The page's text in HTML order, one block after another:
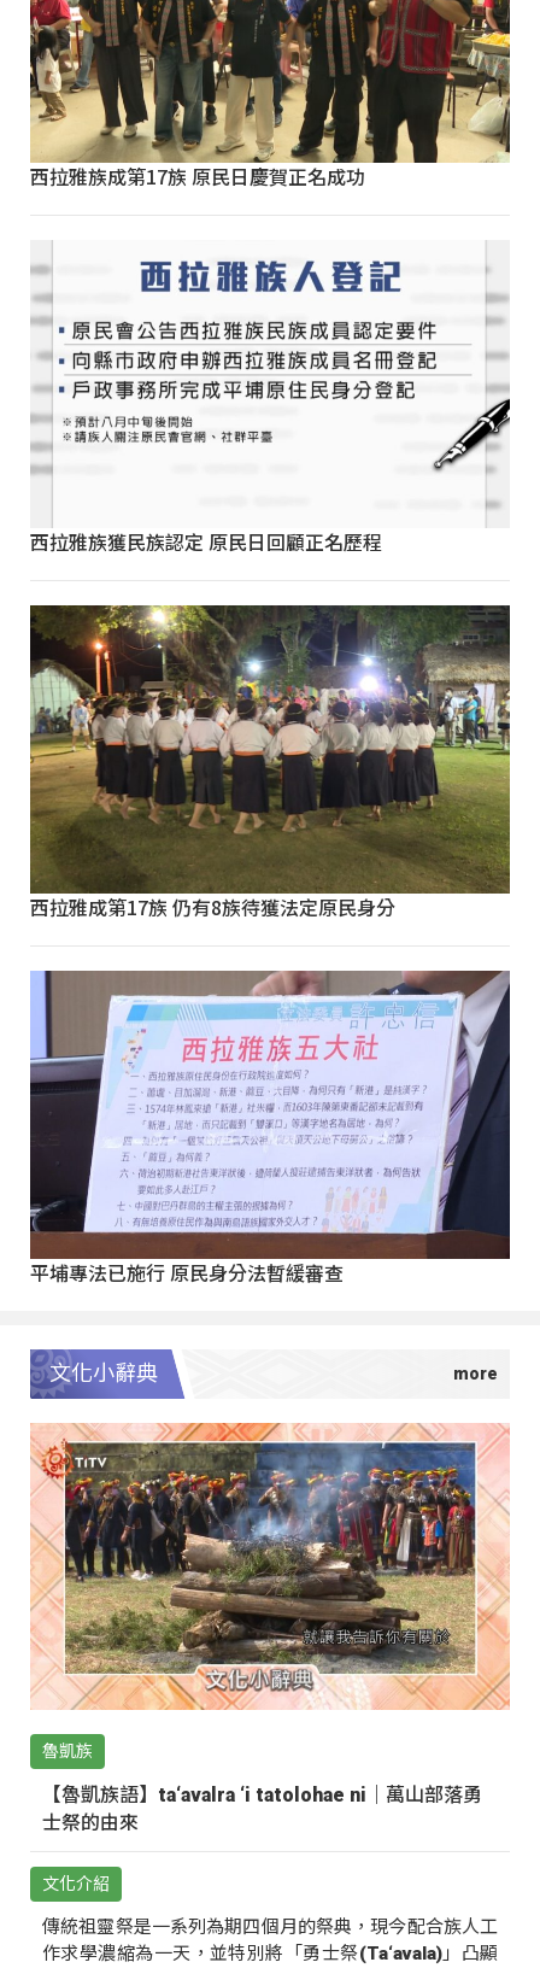
西拉雅族成第17族 原民日慶賀正名成功
西拉雅族獲民族認定 原民日回顧正名歷程
西拉雅成第17族 仍有8族待獲法定原民身分
平埔專法已施行 原民身分法暫緩審查
文化小辭典
魯凱族
【魯凱族語】ta‘avalra ‘i tatolohae ni｜萬山部落勇
士祭的由來
文化介紹
傳統祖靈祭是一系列為期四個月的祭典，現今配合族人工
作求學濃縮為一天，並特別將「勇士祭(Ta‘avala)」凸顯